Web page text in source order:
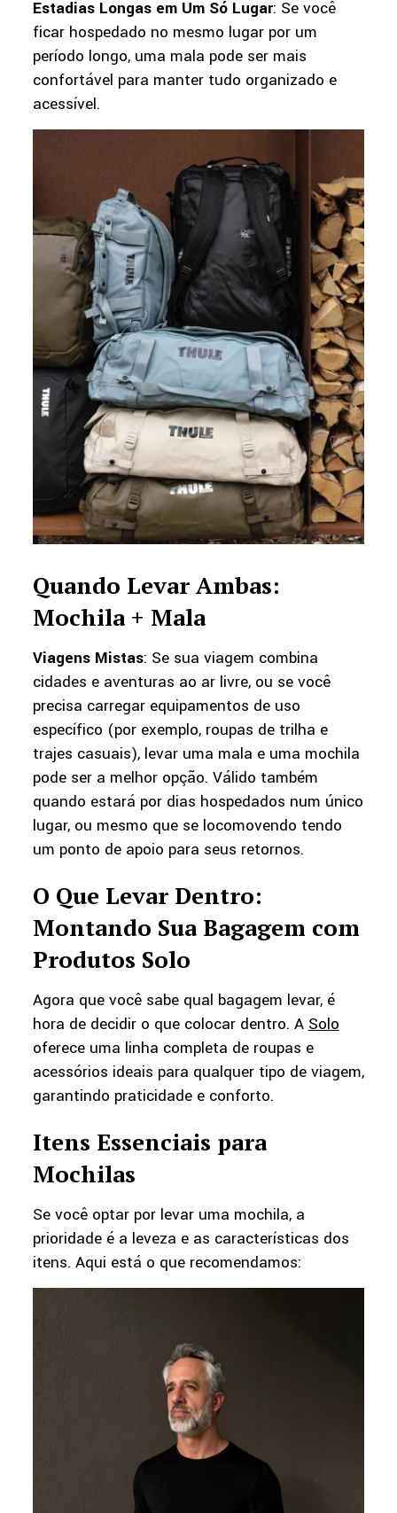
Estadias Longas em Um Só Lugar: Se você
ficar hospedado no mesmo lugar por um
período longo, uma mala pode ser mais
confortável para manter tudo organizado e
acessível.
Quando Levar Ambas:
Mochila + Mala
Viagens Mistas: Se sua viagem combina
cidades e aventuras ao ar livre, ou se você
precisa carregar equipamentos de uso
específico (por exemplo, roupas de trilha e
trajes casuais), levar uma mala e uma mochila
pode ser a melhor opção. Válido também
quando estará por dias hospedados num único
lugar, ou mesmo que se locomovendo tendo
um ponto de apoio para seus retornos.
O Que Levar Dentro:
Montando Sua Bagagem com
Produtos Solo
Agora que você sabe qual bagagem levar, é
hora de decidir o que colocar dentro. A Solo
oferece uma linha completa de roupas e
acessórios ideais para qualquer tipo de viagem,
garantindo praticidade e conforto.
Itens Essenciais para
Mochilas
Se você optar por levar uma mochila, a
prioridade é a leveza e as características dos
itens. Aqui está o que recomendamos: